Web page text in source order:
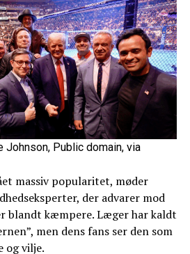
Public domain, via
massiv popularitet, møder
der advarer mod
blandt kæmpere. Læger har kaldt
men dens fans ser den som
og vilje.